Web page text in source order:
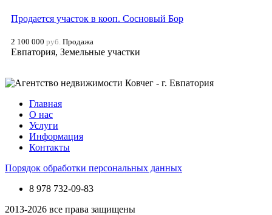
Продается участок в кооп. Сосновый Бор
2 100 000 руб. Продажа
Евпатория, Земельные участки
Главная
О нас
Услуги
Информация
Контакты
Порядок обработки персональных данных
8 978 732-09-83
2013-2026 все права защищены